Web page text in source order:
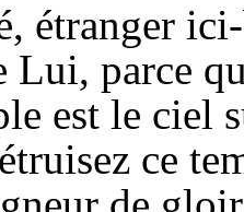
étranger
Lui, parce
est le ciel
ce